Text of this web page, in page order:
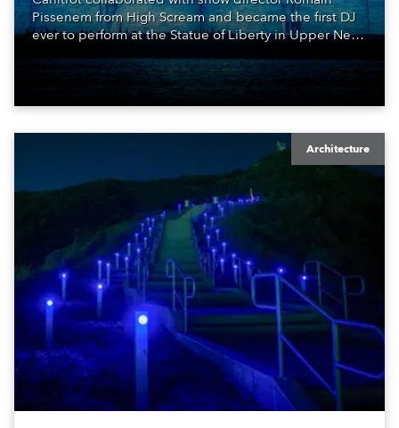
Pissenem from High Scream and became the first DJ
ever to perform at the Statue of Liberty in Upper New
also super-proud to be part of the art!
Architecture